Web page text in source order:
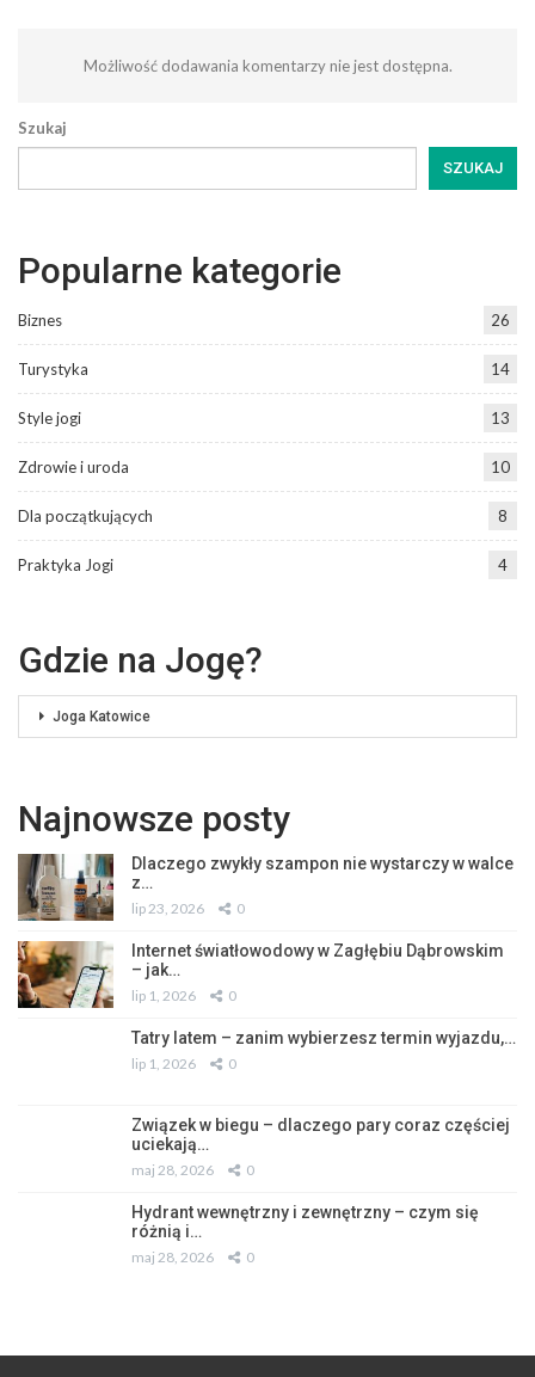
Możliwość dodawania komentarzy nie jest dostępna.
Szukaj
SZUKAJ
Popularne kategorie
Biznes 26
Turystyka 14
Style jogi 13
Zdrowie i uroda 10
Dla początkujących 8
Praktyka Jogi 4
Gdzie na Jogę?
Joga Katowice
Najnowsze posty
Dlaczego zwykły szampon nie wystarczy w walce
z…
lip 23, 2026 0
Internet światłowodowy w Zagłębiu Dąbrowskim
– jak…
lip 1, 2026 0
Tatry latem – zanim wybierzesz termin wyjazdu,…
lip 1, 2026 0
Związek w biegu – dlaczego pary coraz częściej
uciekają…
maj 28, 2026 0
Hydrant wewnętrzny i zewnętrzny – czym się
różnią i…
maj 28, 2026 0